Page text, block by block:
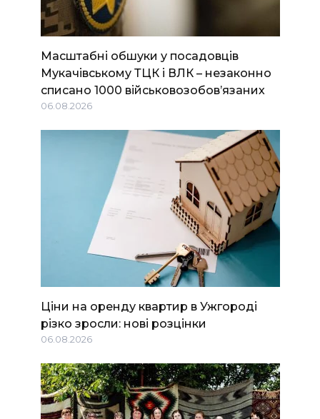
Масштабні обшуки у посадовців
Мукачівському ТЦК і ВЛК – незаконно
списано 1000 військовозобов’язаних
06.08.2026
Ціни на оренду квартир в Ужгороді
різко зросли: нові розцінки
06.08.2026